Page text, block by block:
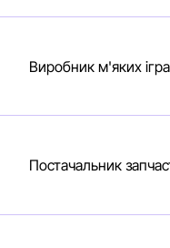
Виробник м'яких
Постачальник